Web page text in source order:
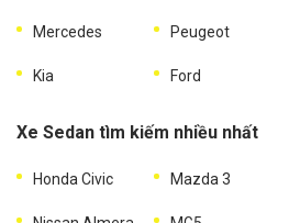
Mercedes Peugeot
Kia Ford
Xe Sedan tìm kiếm nhiều nhất
Honda Civic Mazda 3